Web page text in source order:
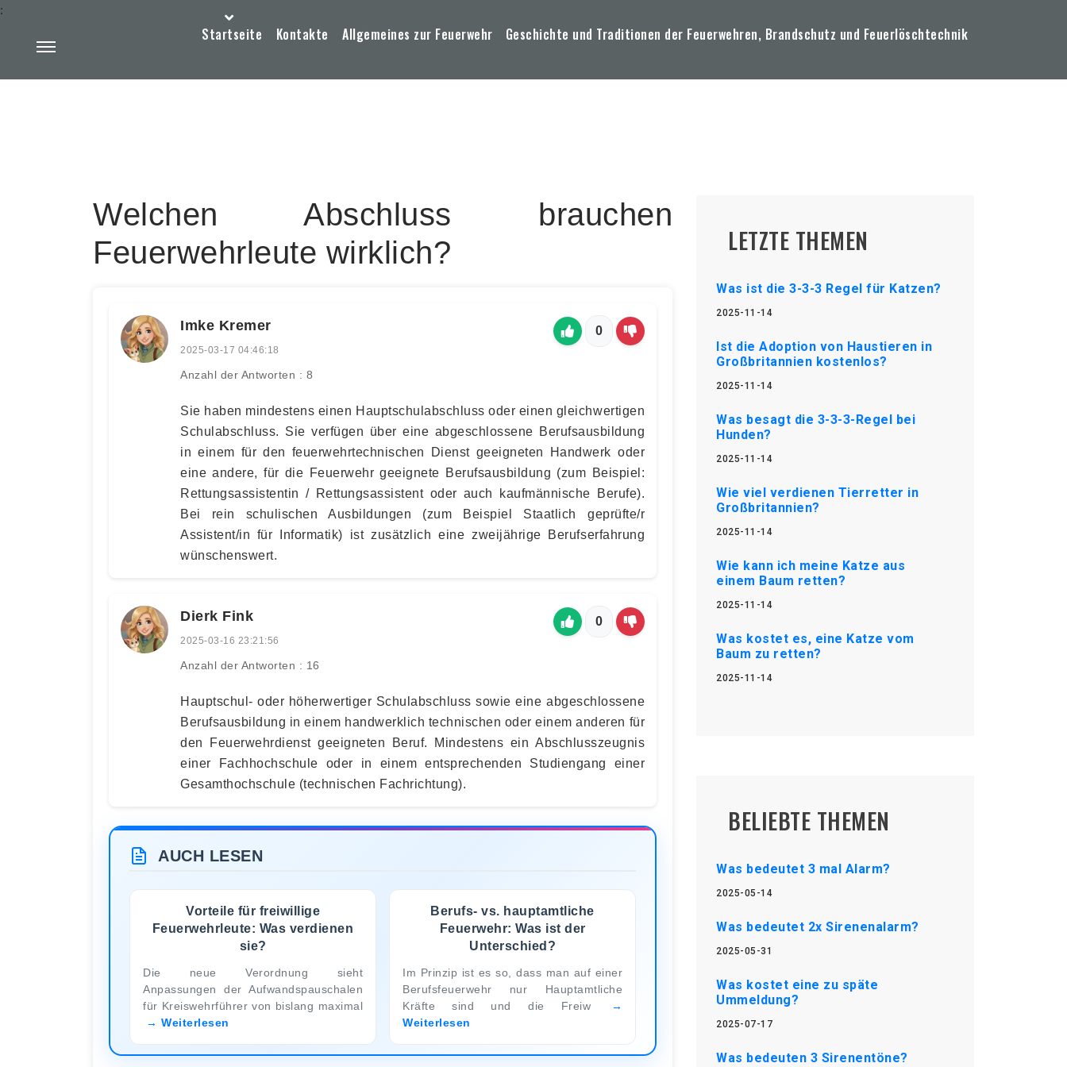
Startseite Kontakte Allgemeines zur Feuerwehr Geschichte und Traditionen der Feuerwehren, Brandschutz und Feuerlöschtechnik
:
Welchen Abschluss brauchen
Feuerwehrleute wirklich?
Imke Kremer
2025-03-17 04:46:18
Anzahl der Antworten : 8
0
Sie haben mindestens einen Hauptschulabschluss oder einen gleichwertigen
Schulabschluss. Sie verfügen über eine abgeschlossene Berufsausbildung
in einem für den feuerwehrtechnischen Dienst geeigneten Handwerk oder
eine andere, für die Feuerwehr geeignete Berufsausbildung (zum Beispiel:
Rettungsassistentin / Rettungsassistent oder auch kaufmännische Berufe).
Bei rein schulischen Ausbildungen (zum Beispiel Staatlich geprüfte/r
Assistent/in für Informatik) ist zusätzlich eine zweijährige Berufserfahrung
wünschenswert.
Dierk Fink
2025-03-16 23:21:56
Anzahl der Antworten : 16
0
Hauptschul- oder höherwertiger Schulabschluss sowie eine abgeschlossene
Berufsausbildung in einem handwerklich technischen oder einem anderen für
den Feuerwehrdienst geeigneten Beruf. Mindestens ein Abschlusszeugnis
einer Fachhochschule oder in einem entsprechenden Studiengang einer
Gesamthochschule (technischen Fachrichtung).
AUCH LESEN
Vorteile für freiwillige
Feuerwehrleute: Was verdienen
sie?
Die neue Verordnung sieht
Anpassungen der Aufwandspauschalen
für Kreiswehrführer von bislang maximal
Weiterlesen
Berufs- vs. hauptamtliche
Feuerwehr: Was ist der
Unterschied?
Im Prinzip ist es so, dass man auf einer
Berufsfeuerwehr nur Hauptamtliche
Kräfte sind und die Freiw
Weiterlesen
LETZTE THEMEN
Was ist die 3-3-3 Regel für Katzen?
2025-11-14
Ist die Adoption von Haustieren in
Großbritannien kostenlos?
2025-11-14
Was besagt die 3-3-3-Regel bei
Hunden?
2025-11-14
Wie viel verdienen Tierretter in
Großbritannien?
2025-11-14
Wie kann ich meine Katze aus
einem Baum retten?
2025-11-14
Was kostet es, eine Katze vom
Baum zu retten?
2025-11-14
BELIEBTE THEMEN
Was bedeutet 3 mal Alarm?
2025-05-14
Was bedeutet 2x Sirenenalarm?
2025-05-31
Was kostet eine zu späte
Ummeldung?
2025-07-17
Was bedeuten 3 Sirenentöne?